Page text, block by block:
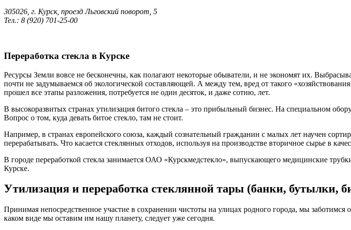
305026, г. Курск, проезд Льговский поворот, 5
Тел.: 8 (920) 701-25-00
Переработка стекла в Курске
Ресурсы Земли вовсе не бесконечны, как полагают некоторые обыватели, и не экономят их.
почти не задумываемся об экологической составляющей. А между тем, вред от такого
прошел все этапы разложения, потребуется не один десяток, и даже сотню, лет.
В высокоразвитых странах утилизация битого стекла – это прибыльный бизнес. На специальном
Вопрос о том, куда девать битое стекло, там не стоит.
Например, в странах европейского союза, каждый сознательный гражданин с малых лет научен
перерабатывать. Что касается стеклянных отходов, используя на производстве вторичное сырье в
В городе переработкой стекла занимается ОАО «Курскмедстекло», выпускающего медицинские
Курске.
Утилизация и переработка стеклянной тары (банки, бутылки,
Принимая непосредственное участие в сохранении чистоты на улицах родного города, мы
каком виде мы оставим им нашу планету, следует уже сегодня.